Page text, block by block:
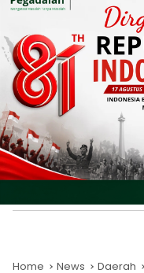
Home News Daerah